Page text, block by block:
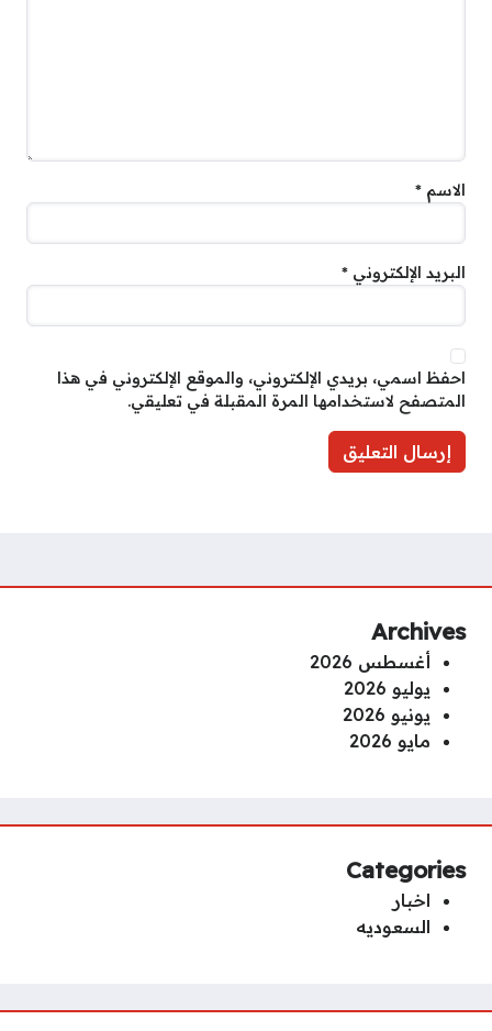
الاسم *
البريد الإلكتروني *
احفظ اسمي، بريدي الإلكتروني، والموقع الإلكتروني في هذا
المتصفح لاستخدامها المرة المقبلة في تعليقي.
Archives
أغسطس 2026
يوليو 2026
يونيو 2026
مايو 2026
Categories
اخبار
السعوديه